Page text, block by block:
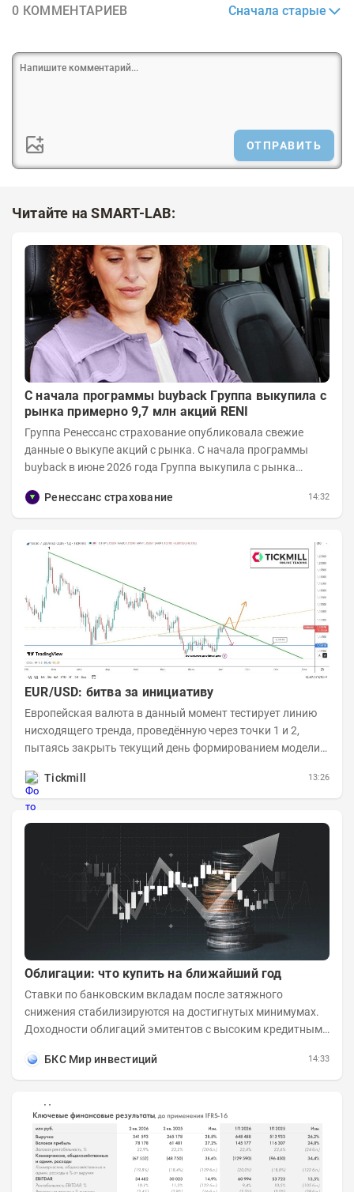
0 КОММЕНТАРИЕВ Сначала старые
ОТПРАВИТЬ
Читайте на SMART-LAB:
С начала программы buyback Группа выкупила с
рынка примерно 9,7 млн акций RENI
Группа Ренессанс страхование опубликовала свежие
данные о выкупе акций с рынка. C начала программы
buyback в июне 2026 года Группа выкупила с рынка
Ренессанс страхование
14:32
EUR/USD: битва за инициативу
Европейская валюта в данный момент тестирует линию
нисходящего тренда, проведённую через точки 1 и 2,
пытаясь закрыть текущий день формированием модели
Tickmill
13:26
Облигации: что купить на ближайший год
Ставки по банковским вкладам после затяжного
снижения стабилизируются на достигнутых минимумах.
Доходности облигаций эмитентов с высоким кредитным
БКС Мир инвестиций
14:33